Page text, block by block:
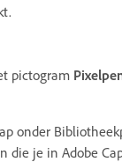
pictogram
onder
die je in Adobe